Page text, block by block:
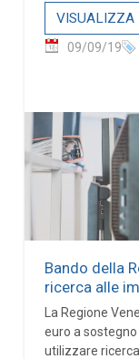
VISUALIZZA
09/09/19
Bando della
ricerca alle
La Regione
euro a
utilizzare